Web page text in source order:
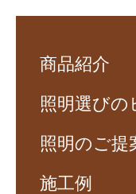
商品紹介
照明選びの
照明のご提
施工例